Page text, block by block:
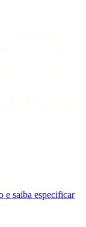
e saiba especificar